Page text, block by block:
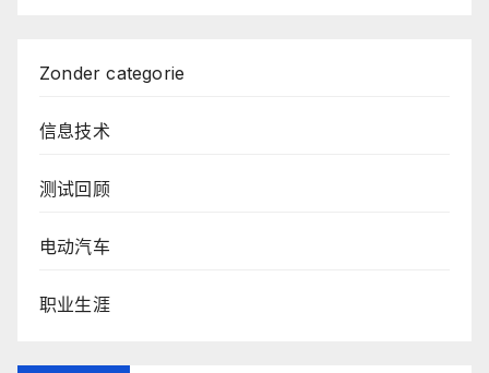
Zonder categorie
信息技术
测试回顾
电动汽车
职业生涯